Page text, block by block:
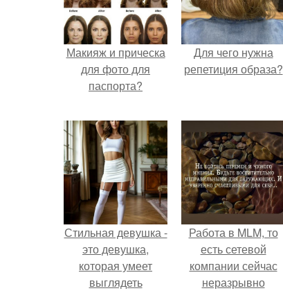
Макияж и прическа
для фото для
паспорта?
Для чего нужна
репетиция образа?
Стильная девушка -
это девушка,
которая умеет
выглядеть
Работа в MLM, то
есть сетевой
компании сейчас
неразрывно